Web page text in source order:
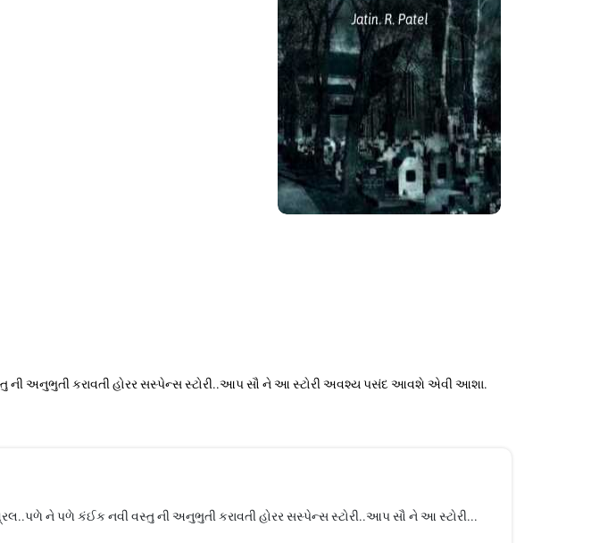
અનુભુતી કરાવતી હોરર સસ્પેન્સ સ્ટોરી..આપ સૌ ને આ સ્ટોરી અવશ્ય પસંદ આવશે એવી આશા.
ને પળે કંઈક નવી વસ્તુ ની અનુભુતી કરાવતી હોરર સસ્પેન્સ સ્ટોરી..આપ સૌ ને આ સ્ટોરી...